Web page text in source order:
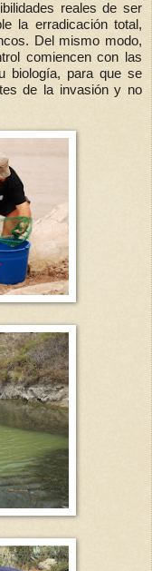
reales de ser
la erradicación total,
Del mismo modo,
comiencen con las
biología, para que se
de la invasión y no